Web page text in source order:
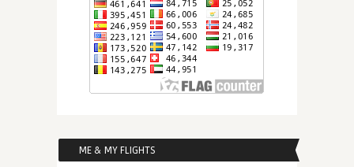
ME & MY FLIGHTS